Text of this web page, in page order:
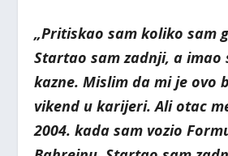
„Pritiskao sam koliko sam
Startao sam zadnji, a imao
kazne. Mislim da mi je ovo
vikend u karijeri. Ali otac
2004. kada sam vozio